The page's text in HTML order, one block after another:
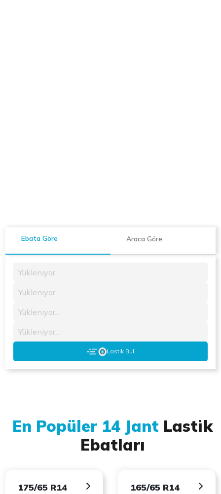
Ebata Göre Araca Göre
Yükleniyor...
Yükleniyor...
Yükleniyor...
Yükleniyor...
Lastik Bul
En Popüler 14 Jant Lastik
Ebatları
175/65 R14 165/65 R14